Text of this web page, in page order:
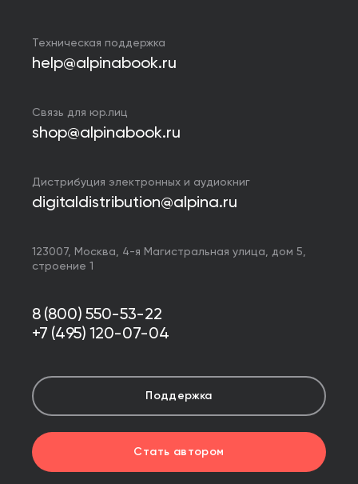
Техническая поддержка
help@alpinabook.ru
Связь для юр.лиц
shop@alpinabook.ru
Дистрибуция электронных и аудиокниг
digitaldistribution@alpina.ru
123007, Москва, 4-я Магистральная улица, дом 5,
строение 1
8 (800) 550-53-22
+7 (495) 120-07-04
Поддержка
Стать автором